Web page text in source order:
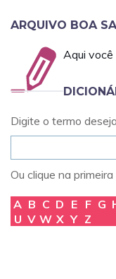
ARQUIVO BOA
Aqui
Digite o termo
Ou clique na
A B C D E F G
U V W X Y Z